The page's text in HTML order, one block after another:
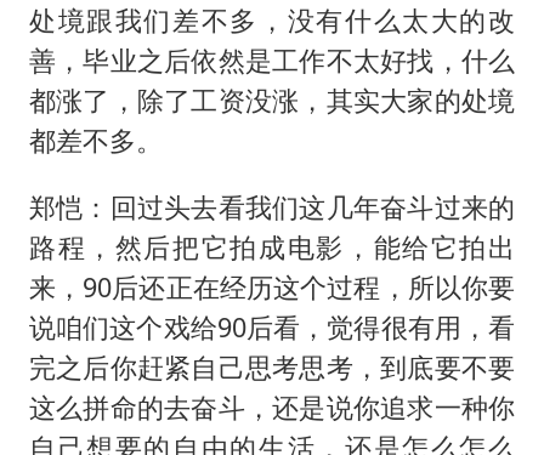
处境跟我们差不多，没有什么太大的改
善，毕业之后依然是工作不太好找，什么
都涨了，除了工资没涨，其实大家的处境
都差不多。
郑恺：回过头去看我们这几年奋斗过来的
路程，然后把它拍成电影，能给它拍出
来，90后还正在经历这个过程，所以你要
说咱们这个戏给90后看，觉得很有用，看
完之后你赶紧自己思考思考，到底要不要
这么拼命的去奋斗，还是说你追求一种你
自己想要的自由的生活，还是怎么怎么